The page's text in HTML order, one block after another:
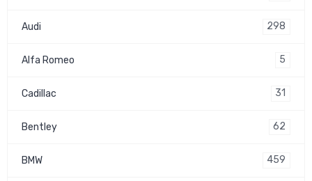
Audi 298
Alfa Romeo 5
Cadillac 31
Bentley 62
BMW 459